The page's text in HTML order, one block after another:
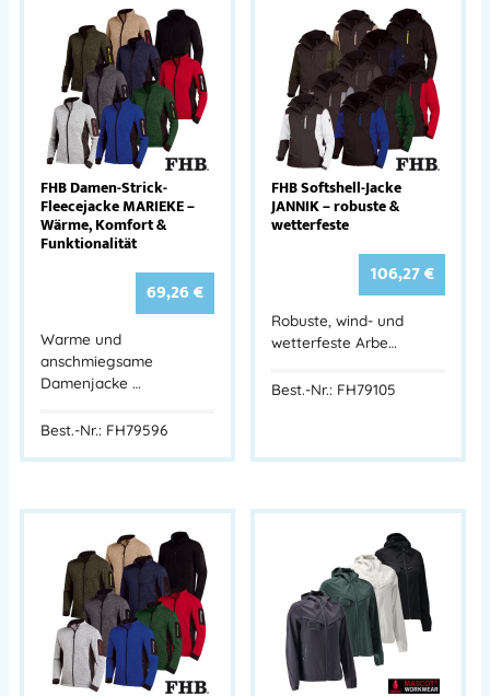
FHB Damen-Strick-
Fleecejacke MARIEKE –
Wärme, Komfort &
Funktionalität
69,26€
Warme und
anschmiegsame
Damenjacke …
Best.-Nr.: FH79596
FHB Softshell-Jacke
JANNIK – robuste &
wetterfeste
106,27€
Robuste, wind- und
wetterfeste Arbe…
Best.-Nr.: FH79105